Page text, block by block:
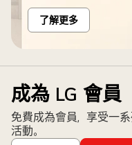
了解更多
成為 LG 會員
免費成為會員，享受一
活動。